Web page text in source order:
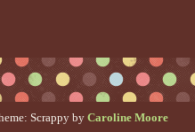
Scrappy by Caroline Moore